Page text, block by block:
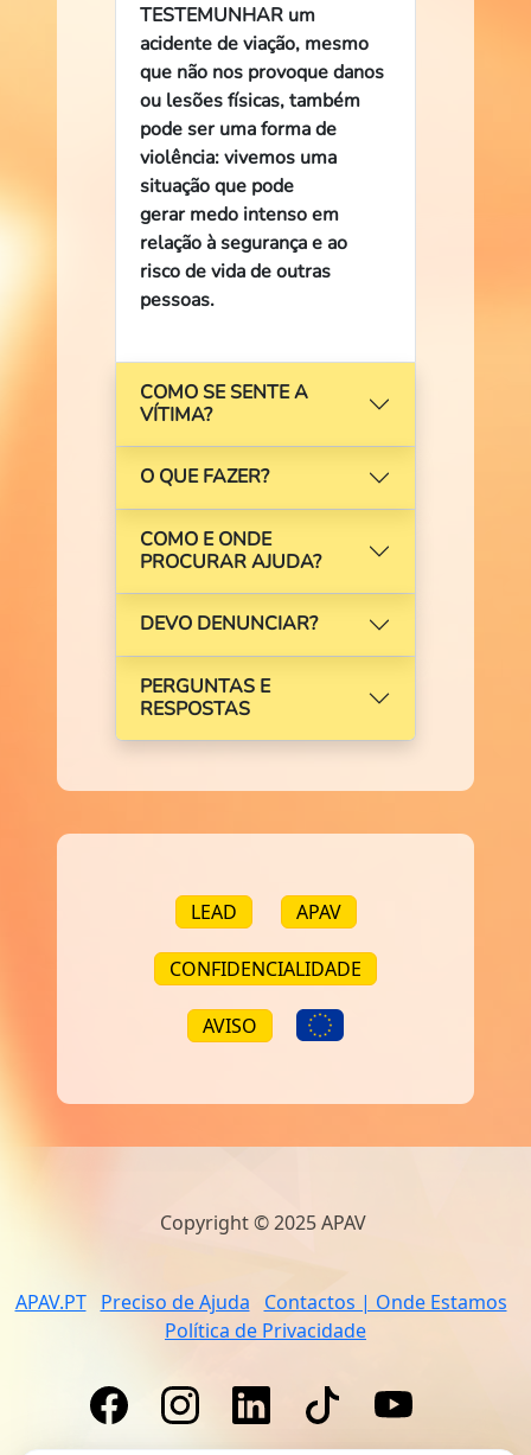
TESTEMUNHAR um
acidente de viação, mesmo
que não nos provoque danos
ou lesões físicas, também
pode ser uma forma de
violência: vivemos uma
situação que pode
gerar medo intenso em
relação à segurança e ao
risco de vida de outras
pessoas.
COMO SE SENTE A
VÍTIMA?
O QUE FAZER?
COMO E ONDE
PROCURAR AJUDA?
DEVO DENUNCIAR?
PERGUNTAS E
RESPOSTAS
LEAD APAV
CONFIDENCIALIDADE
AVISO
Copyright © 2025 APAV
APAV.PT Preciso de Ajuda
Contactos | Onde Estamos
Política de Privacidade